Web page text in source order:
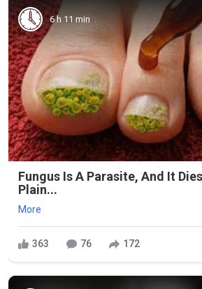
6 h 11 min
Fungus Is A Parasite, And It
Plain...
More
363 76 172